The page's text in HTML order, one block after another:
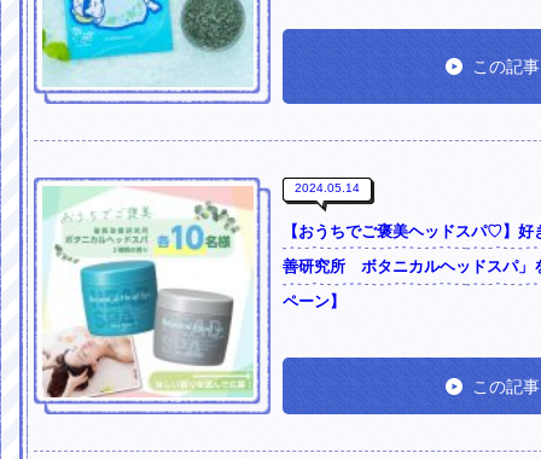
この記
2024.05.14
【おうちでご褒美ヘッドスパ♡】
善研究所 ボタニカルヘッドスパ」
ペーン】
この記